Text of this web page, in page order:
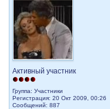
Активный участник
Группа: Участники
Регистрация: 20 Окт 2009, 00:26
Сообщений: 887